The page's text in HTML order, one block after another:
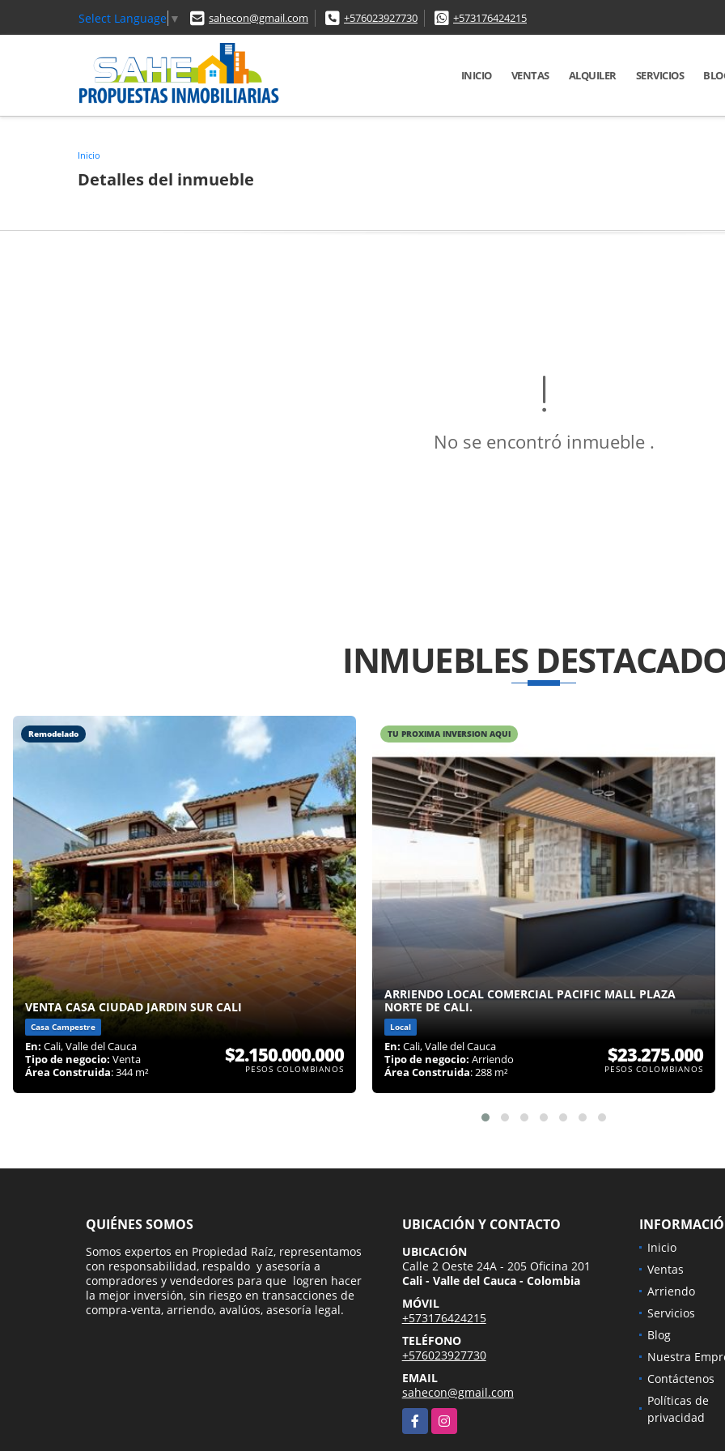
Select Language ▼ sahecon@gmail.com +576023927730 +573176424215
INICIO VENTAS ALQUILER SERVICIOS
Inicio
Detalles del inmueble
No se encontró inmueble .
INMUEBLES
Remodelado
VENTA CASA CIUDAD JARDIN SUR CALI
Casa Campestre
En: Cali, Valle del Cauca
Tipo de negocio: Venta
Área Construida: 344 m²
$2.150.000.000
PESOS COLOMBIANOS
TU PROXIMA INVERSION AQUI
ARRIENDO LOCAL COMERCIAL PACIFIC MALL PLAZA
NORTE DE CALI.
Local
En: Cali, Valle del Cauca
Tipo de negocio: Arriendo
Área Construida: 288 m²
$23.275.000
PESOS COLOMBIANOS
QUIÉNES SOMOS
Somos expertos en Propiedad Raíz, representamos
con responsabilidad, respaldo y asesoría a
compradores y vendedores para que logren hacer
la mejor inversión, sin riesgo en transacciones de
compra-venta, arriendo, avalúos, asesoría legal.
UBICACIÓN Y CONTACTO
UBICACIÓN
Calle 2 Oeste 24A - 205 Oficina 201
Cali - Valle del Cauca - Colombia
MÓVIL
+573176424215
TELÉFONO
+576023927730
EMAIL
sahecon@gmail.com
FacebookInstagram
Inicio
Ventas
Arriendo
Servicios
Blog
Nuestra
Contáctenos
Políticas de
privacidad